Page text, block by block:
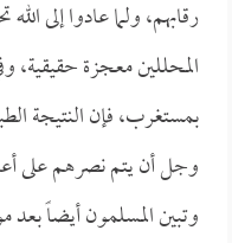
رقابهم، ولما عادوا إلى
المحللين معجزة حقيقية،
بمستغرب، فإن النتيجة
وجل أن يتم نصرهم على
وتبين المسلمون أيضاً